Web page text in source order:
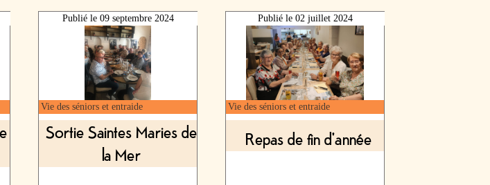
Vie des séniors et entraide
Sortie Saintes Maries de
la Mer
Publié le09 septembre 2024
Vie des séniors et entraide
Repas de fin d'année
Publié le02 juillet 2024